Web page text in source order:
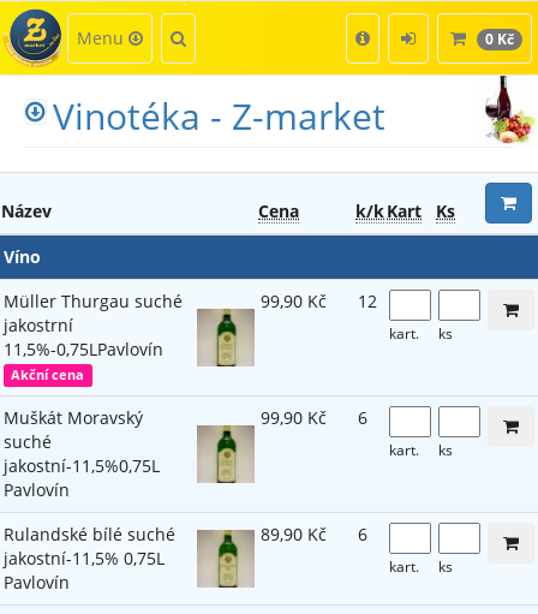
Kategorie
Menu Hledat 0 Kč
Vinotéka - Z-market
Název Cena k/kKart
Ks
Víno
Müller Thurgau suché
jakostrní
11,5%-0,75LPavlovín
Akční cena
99,90 Kč 12
kart. ks
Muškát Moravský
suché
jakostní-11,5%0,75L
Pavlovín
99,90 Kč 6
kart. ks
Rulandské bílé suché
jakostní-11,5% 0,75L
Pavlovín
89,90 Kč 6
kart. ks